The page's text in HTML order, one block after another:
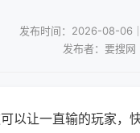
发布时间：2026-08-06
发布者：要搜网
以让一直输的玩家，